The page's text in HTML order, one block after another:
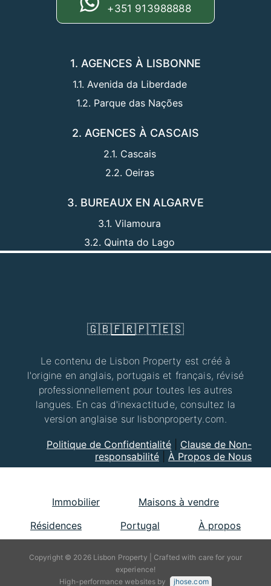
+351 913988888
1. AGENCES À LISBONNE
1.1. Avenida da Liberdade
1.2. Parque das Nações
2. AGENCES À CASCAIS
2.1. Cascais
2.2. Oeiras
3. BUREAUX EN ALGARVE
3.1. Vilamoura
3.2. Quinta do Lago
🇬🇧🇫🇷🇵🇹🇪🇸
Le contenu de Lisbon Property est créé à
l'origine en anglais, portugais et français, révisé
professionnellement pour toutes les autres
langues. En cas d'inexactitude, consultez la
version anglaise sur lisbonproperty.com.
Politique de Confidentialité
Clause de Non-
responsabilité
À Propos de Nous
Immobilier
Maisons à vendre
Résidences
Portugal À propos
Copyright © 2026 Lisbon Property | Crafted with care for your
experience!
High-performance websites by
jhose.com